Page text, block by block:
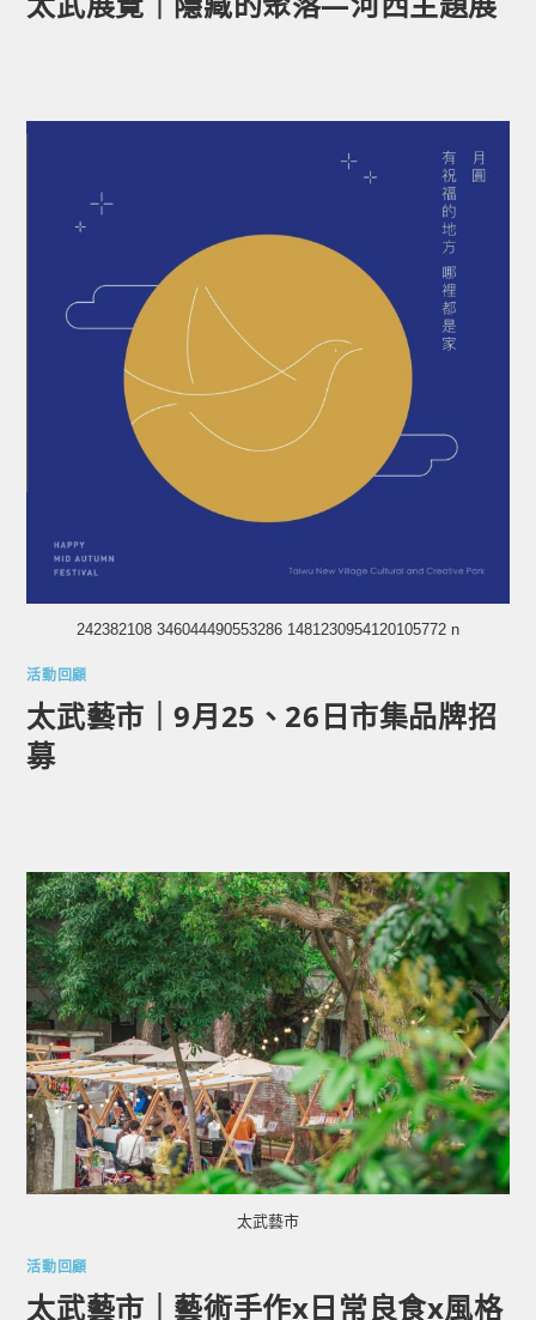
242382108 346044490553286 1481230954120105772 n
活動回顧
太武藝市｜9月25、26日市集品牌招
募
太武藝市
活動回顧
太武藝市｜藝術手作x日常良食x風格